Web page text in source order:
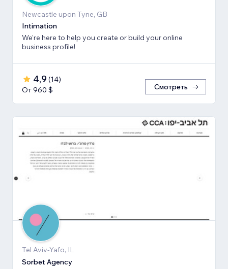
Newcastle upon Tyne, GB
Intimation
We're here to help you create or build your online
business profile!
4,9 (14)
От 960 $
Смотреть
Tel Aviv-Yafo, IL
Sorbet Agency